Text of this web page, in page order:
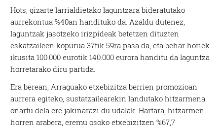
Hots, gizarte larrialdietako laguntzara bideratutako
aurrekontua %40an handituko da. Azaldu dutenez,
laguntzak jasotzeko irizpideak betetzen dituzten
eskatzaileen kopurua 37tik 59ra pasa da, eta behar horiek
ikusita 100.000 eurotik 140.000 eurora handitu da laguntza
horretarako diru partida.
Era berean, Arraguako etxebizitza berrien promozioan
aurrera egiteko, sustatzailearekin landutako hitzarmena
onartu dela ere jakinarazi du udalak. Hartara, hitzarmen
horren arabera, eremu osoko etxebizitzen %67,7